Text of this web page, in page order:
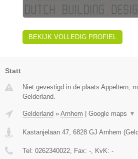
BEKIJK VOLLEDIG PROFIEL
Statt
Niet gevestigd in de plaats Appeltern,
Gelderland.
Gelderland » Arnhem Google maps ▼
Kastanjelaan 47, 6828 GJ Arnhem (
Tel: 0262340022, Fax: -, KvK: -